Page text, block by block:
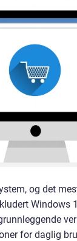
og det
Windows
for daglig